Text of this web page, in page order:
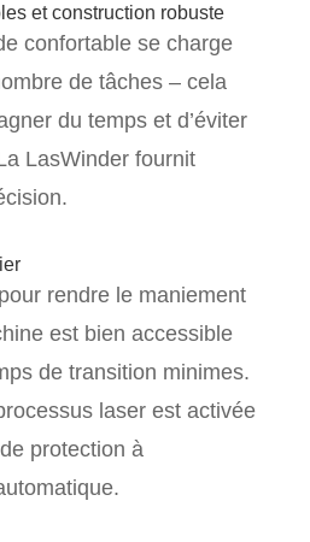
et construction robuste
confortable se charge
de tâches – cela
du temps et d’éviter
LasWinder fournit
rendre le maniement
est bien accessible
de transition minimes.
laser est activée
protection à